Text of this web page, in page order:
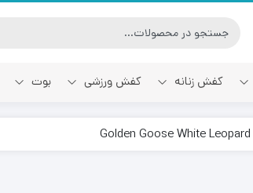
آفوایت
کفش زنانه کفش ورزشی بوت